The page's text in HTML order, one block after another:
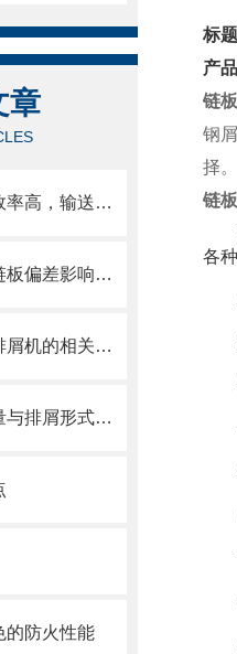
章
机床链板式排屑机输送效率高，输送速度选择范围大
机床链板式排屑机出现链板偏差影响效率了怎么办？
稳住别慌，机床链板式排屑机的相关信息马上来
机床链板式排屑机排屑量与排屑形式有很大关系
的防火性能
标
产
链
钢
择。
链
各